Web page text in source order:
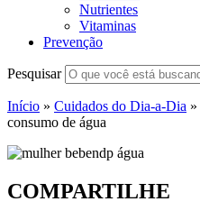
Nutrientes
Vitaminas
Prevenção
Pesquisar
Início » Cuidados do Dia-a-Dia »
consumo de água
COMPARTILHE